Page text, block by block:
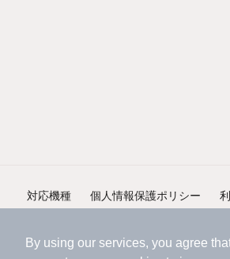
By using our services, you agree
対応機種 個人情報保護ポリシー